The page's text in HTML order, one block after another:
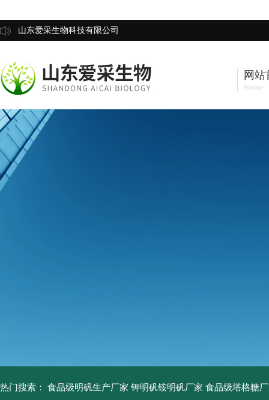
山东爱采生物科技有限公司
网站
Home
热门搜索： 食品级明矾生产厂家 钾明矾铵明矾厂家 食品级塔格糖